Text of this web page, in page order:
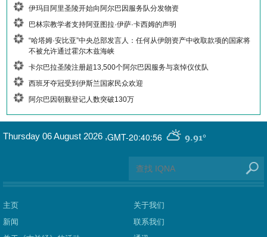
伊玛目阿里圣陵开始向阿尔巴因服务队分发物资
巴林宗教学者支持阿亚图拉·伊萨·卡西姆的声明
“哈塔姆·安比亚”中央总部发言人：任何从伊朗资产中收取款项的国家将
不被允许通过霍尔木兹海峡
卡尔巴拉圣陵注册超13,500个阿尔巴因服务与哀悼仪仗队
西班牙夺冠受到伊斯兰国家民众欢迎
阿尔巴因朝觐登记人数突破130万
GMT-20:40:56 9.91°
Thursday 06 August 2026 ,
主页
新闻
关于我们
联系我们